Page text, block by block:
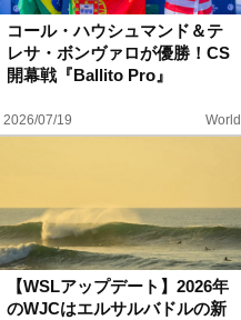
コール・ハウシュマンド＆テ
レサ・ボンヴァロが優勝！CS
開幕戦『Ballito Pro』
2026/07/19 World
【WSLアップデート】2026年
のWJCはエルサルバドルの新